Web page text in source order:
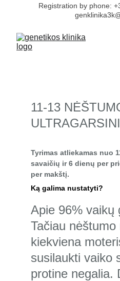
Registration by phone:
11-13
Tyrimas atliekamas nuo
savaičių ir 6 dienų per
per makštį.
Ką galima nustatyti?
Apie 96% vaikų
Tačiau nėštumo
kiekviena
susilaukti vaiko
protine negalia.